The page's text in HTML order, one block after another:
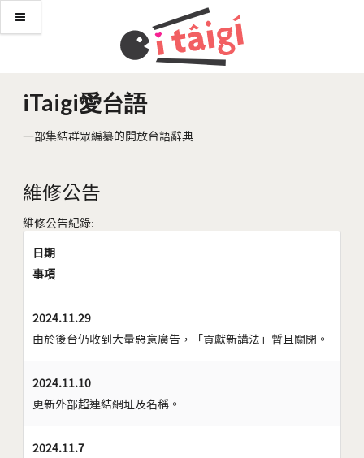
iTaigi愛台語
一部集結群眾編纂的開放台語辭典
維修公告
維修公告紀錄:
日期
事項
2024.11.29
由於後台仍收到大量惡意廣告，「貢獻新講法」暫且關閉。
2024.11.10
更新外部超連結網址及名稱。
2024.11.7